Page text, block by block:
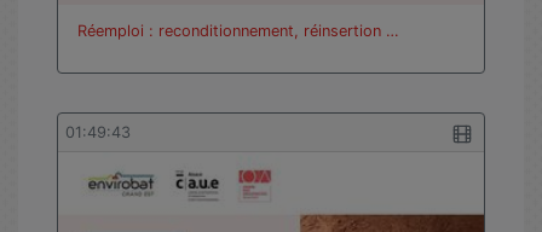
Réemploi : reconditionnement, réinsertion …
01:49:43